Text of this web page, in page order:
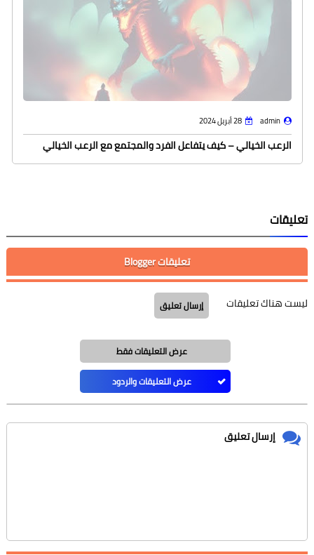
admin 28 أبريل 2024
الرعب الخيالي – كيف يتفاعل الفرد والمجتمع مع الرعب الخيالي
تعليقات
تعليقات Blogger
ليست هناك تعليقات إرسال تعليق
عرض التعليقات فقط
عرض التعليقات والردود
إرسال تعليق